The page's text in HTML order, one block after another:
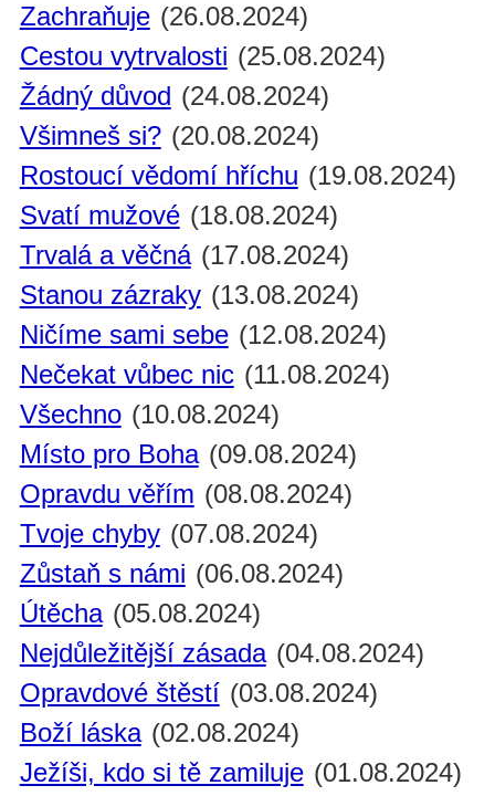
Zachraňuje (26.08.2024)
Cestou vytrvalosti (25.08.2024)
Žádný důvod (24.08.2024)
Všimneš si? (20.08.2024)
Rostoucí vědomí hříchu (19.08.2024)
Svatí mužové (18.08.2024)
Trvalá a věčná (17.08.2024)
Stanou zázraky (13.08.2024)
Ničíme sami sebe (12.08.2024)
Nečekat vůbec nic (11.08.2024)
Všechno (10.08.2024)
Místo pro Boha (09.08.2024)
Opravdu věřím (08.08.2024)
Tvoje chyby (07.08.2024)
Zůstaň s námi (06.08.2024)
Útěcha (05.08.2024)
Nejdůležitější zásada (04.08.2024)
Opravdové štěstí (03.08.2024)
Boží láska (02.08.2024)
Ježíši, kdo si tě zamiluje (01.08.2024)